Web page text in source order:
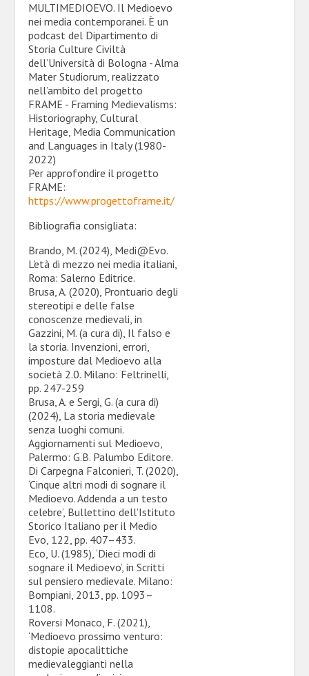
MULTIMEDIOEVO. Il Medioevo
nei media contemporanei. È un
podcast del Dipartimento di
Storia Culture Civiltà
dell’Università di Bologna - Alma
Mater Studiorum, realizzato
nell’ambito del progetto
FRAME - Framing Medievalisms:
Historiography, Cultural
Heritage, Media Communication
and Languages in Italy (1980-
2022)
Per approfondire il progetto
FRAME:
https://www.progettoframe.it/
Bibliografia consigliata:
Brando, M. (2024), Medi@Evo.
L'età di mezzo nei media italiani,
Roma: Salerno Editrice.
Brusa, A. (2020), Prontuario degli
stereotipi e delle false
conoscenze medievali, in
Gazzini, M. (a cura di), Il falso e
la storia. Invenzioni, errori,
imposture dal Medioevo alla
società 2.0. Milano: Feltrinelli,
pp. 247-259
Brusa, A. e Sergi, G. (a cura di)
(2024), La storia medievale
senza luoghi comuni.
Aggiornamenti sul Medioevo,
Palermo: G.B. Palumbo Editore.
Di Carpegna Falconieri, T. (2020),
‘Cinque altri modi di sognare il
Medioevo. Addenda a un testo
celebre’, Bullettino dell’Istituto
Storico Italiano per il Medio
Evo, 122, pp. 407–433.
Eco, U. (1985), ‘Dieci modi di
sognare il Medioevo’, in Scritti
sul pensiero medievale. Milano:
Bompiani, 2013, pp. 1093–
1108.
Roversi Monaco, F. (2021),
‘Medioevo prossimo venturo:
distopie apocalittiche
medievaleggianti nella